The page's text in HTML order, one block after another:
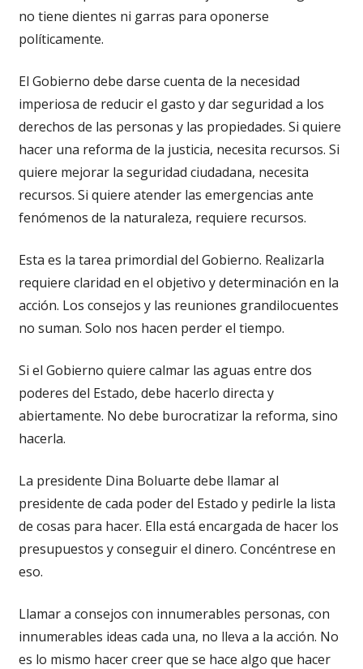
no tiene dientes ni garras para oponerse
políticamente.
El Gobierno debe darse cuenta de la necesidad
imperiosa de reducir el gasto y dar seguridad a los
derechos de las personas y las propiedades. Si quiere
hacer una reforma de la justicia, necesita recursos. Si
quiere mejorar la seguridad ciudadana, necesita
recursos. Si quiere atender las emergencias ante
fenómenos de la naturaleza, requiere recursos.
Esta es la tarea primordial del Gobierno. Realizarla
requiere claridad en el objetivo y determinación en la
acción. Los consejos y las reuniones grandilocuentes
no suman. Solo nos hacen perder el tiempo.
Si el Gobierno quiere calmar las aguas entre dos
poderes del Estado, debe hacerlo directa y
abiertamente. No debe burocratizar la reforma, sino
hacerla.
La presidente Dina Boluarte debe llamar al
presidente de cada poder del Estado y pedirle la lista
de cosas para hacer. Ella está encargada de hacer los
presupuestos y conseguir el dinero. Concéntrese en
eso.
Llamar a consejos con innumerables personas, con
innumerables ideas cada una, no lleva a la acción. No
es lo mismo hacer creer que se hace algo que hacer